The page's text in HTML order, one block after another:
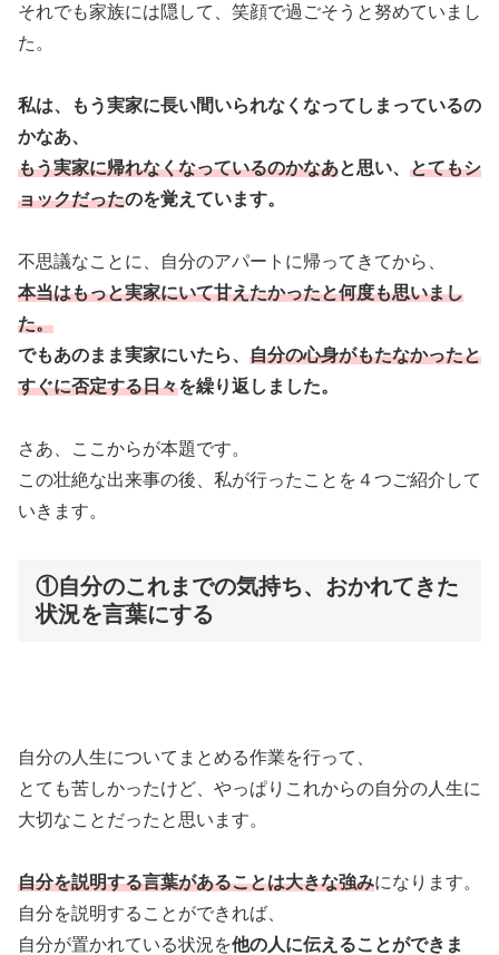
それでも家族には隠して、笑顔で過ごそうと努めていまし
た。
私は、もう実家に長い間いられなくなってしまっているの
かなあ、
もう実家に帰れなくなっているのかなあと思い、 とてもシ
ョックだったのを覚えています。
不思議なことに、自分のアパートに帰ってきてから、
本当はもっと実家にいて甘えたかったと何度も思いまし
た。
でもあのまま実家にいたら、 自分の心身がもたなかったと
すぐに否定する日々を繰り返しました。
さあ、ここからが本題です。
この壮絶な出来事の後、私が行ったことを４つご紹介して
いきます。
①自分のこれまでの気持ち、おかれてきた
状況を言葉にする
自分の人生についてまとめる作業を行って、
とても苦しかったけど、やっぱりこれからの自分の人生に
大切なことだったと思います。
自分を説明する言葉があることは大きな強みになります。
自分を説明することができれば、
自分が置かれている状況を他の人に伝えることができま